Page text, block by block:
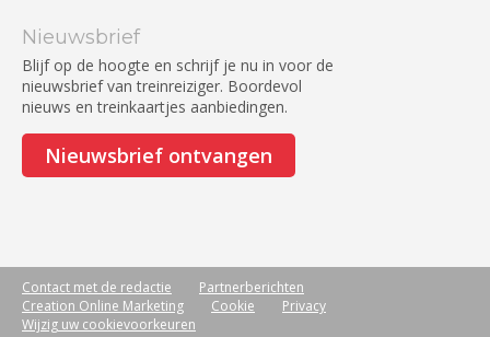
Nieuwsbrief
Blijf op de hoogte en schrijf je nu in voor de
nieuwsbrief van treinreiziger. Boordevol
nieuws en treinkaartjes aanbiedingen.
Nieuwsbrief ontvangen
Contact met de redactie
Partnerberichten
Creation Online Marketing
Cookie
Privacy
Wijzig uw cookievoorkeuren